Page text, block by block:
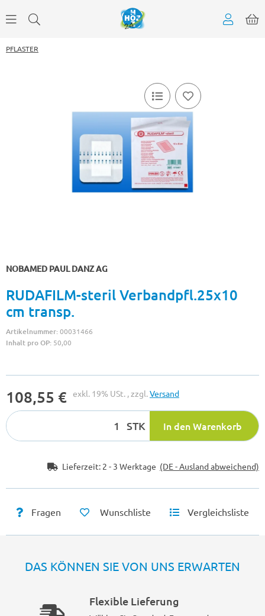
PFLASTER
NOBAMED PAUL DANZ AG
RUDAFILM-steril Verbandpfl.25x10
cm transp.
Artikelnummer:00031466
Inhalt pro OP: 50,00
108,55 € exkl. 19% USt. , zzgl.Versand
STK In den Warenkorb
Lieferzeit: 2 - 3 Werktage (DE - Ausland abweichend)
Fragen Wunschliste Vergleichsliste
DAS KÖNNEN SIE VON UNS ERWARTEN
Flexible Lieferung